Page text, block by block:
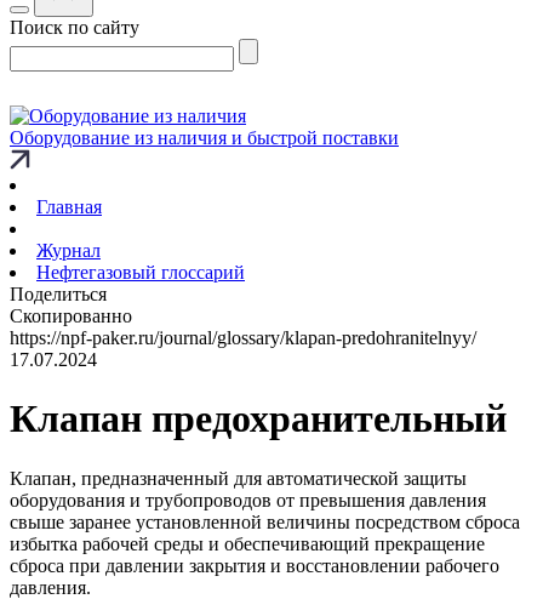
Поиск по сайту
Оборудование из наличия и быстрой поставки
Главная
Журнал
Нефтегазовый глоссарий
Поделиться
Скопированно
https://npf-paker.ru/journal/glossary/klapan-predohranitelnyy/
17.07.2024
Клапан предохранительный
Клапан, предназначенный для автоматической защиты
оборудования и трубопроводов от превышения давления
свыше заранее установленной величины посредством сброса
избытка рабочей среды и обеспечивающий прекращение
сброса при давлении закрытия и восстановлении рабочего
давления.